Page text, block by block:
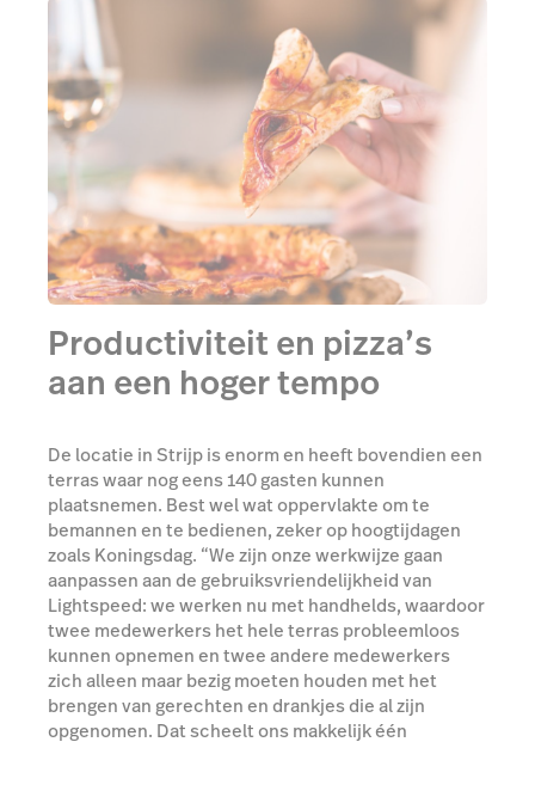
Productiviteit en pizza’s
aan een hoger tempo
De locatie in Strijp is enorm en heeft bovendien een
terras waar nog eens 140 gasten kunnen
plaatsnemen. Best wel wat oppervlakte om te
bemannen en te bedienen, zeker op hoogtijdagen
zoals Koningsdag. “We zijn onze werkwijze gaan
aanpassen aan de gebruiksvriendelijkheid van
Lightspeed: we werken nu met handhelds, waardoor
twee medewerkers het hele terras probleemloos
kunnen opnemen en twee andere medewerkers
zich alleen maar bezig moeten houden met het
brengen van gerechten en drankjes die al zijn
opgenomen. Dat scheelt ons makkelijk één